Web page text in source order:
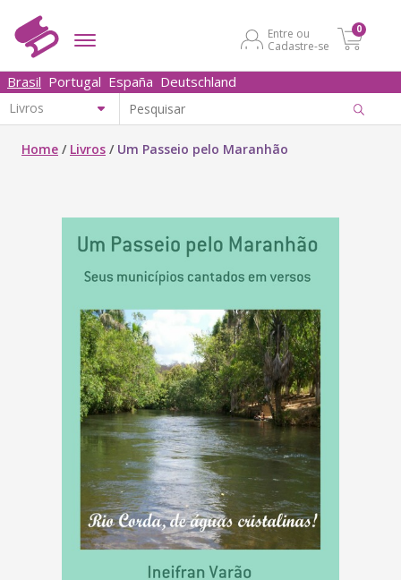
Entre ou
Cadastre-se
0
Brasil Portugal España Deutschland
Home / Livros / Um Passeio pelo Maranhão